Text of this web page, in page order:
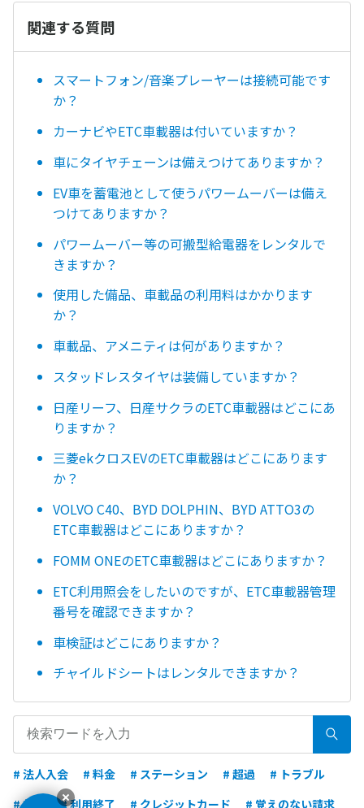
関連する質問
スマートフォン/音楽プレーヤーは接続可能です
か？
カーナビやETC車載器は付いていますか？
車にタイヤチェーンは備えつけてありますか？
EV車を蓄電池として使うパワームーバーは備え
つけてありますか？
パワームーバー等の可搬型給電器をレンタルで
きますか？
使用した備品、車載品の利用料はかかります
か？
車載品、アメニティは何がありますか？
スタッドレスタイヤは装備していますか？
日産リーフ、日産サクラのETC車載器はどこにあ
りますか？
三菱ekクロスEVのETC車載器はどこにあります
か？
VOLVO C40、BYD DOLPHIN、BYD ATTO3の
ETC車載器はどこにありますか？
FOMM ONEのETC車載器はどこにありますか？
ETC利用照会をしたいのですが、ETC車載器管理
番号を確認できますか？
車検証はどこにありますか？
チャイルドシートはレンタルできますか？
# 法人入会 # 料金 # ステーション # 超過
# トラブル
# 施錠
# 利用終了 # クレジットカード # 覚えのない請求